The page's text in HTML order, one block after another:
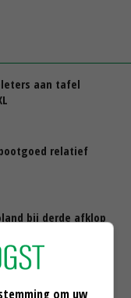
aan tafel
relatief
bij derde afklop
om uw